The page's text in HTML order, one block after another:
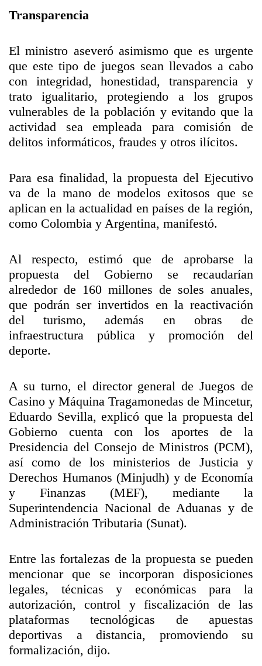
Transparencia
El ministro aseveró asimismo que es urgente
que este tipo de juegos sean llevados a cabo
con integridad, honestidad, transparencia y
trato igualitario, protegiendo a los grupos
vulnerables de la población y evitando que la
actividad sea empleada para comisión de
delitos informáticos, fraudes y otros ilícitos.
Para esa finalidad, la propuesta del Ejecutivo
va de la mano de modelos exitosos que se
aplican en la actualidad en países de la región,
como Colombia y Argentina, manifestó.
Al respecto, estimó que de aprobarse la
propuesta del Gobierno se recaudarían
alrededor de 160 millones de soles anuales,
que podrán ser invertidos en la reactivación
del turismo, además en obras de
infraestructura pública y promoción del
deporte.
A su turno, el director general de Juegos de
Casino y Máquina Tragamonedas de Mincetur,
Eduardo Sevilla, explicó que la propuesta del
Gobierno cuenta con los aportes de la
Presidencia del Consejo de Ministros (PCM),
así como de los ministerios de Justicia y
Derechos Humanos (Minjudh) y de Economía
y Finanzas (MEF), mediante la
Superintendencia Nacional de Aduanas y de
Administración Tributaria (Sunat).
Entre las fortalezas de la propuesta se pueden
mencionar que se incorporan disposiciones
legales, técnicas y económicas para la
autorización, control y fiscalización de las
plataformas tecnológicas de apuestas
deportivas a distancia, promoviendo su
formalización, dijo.